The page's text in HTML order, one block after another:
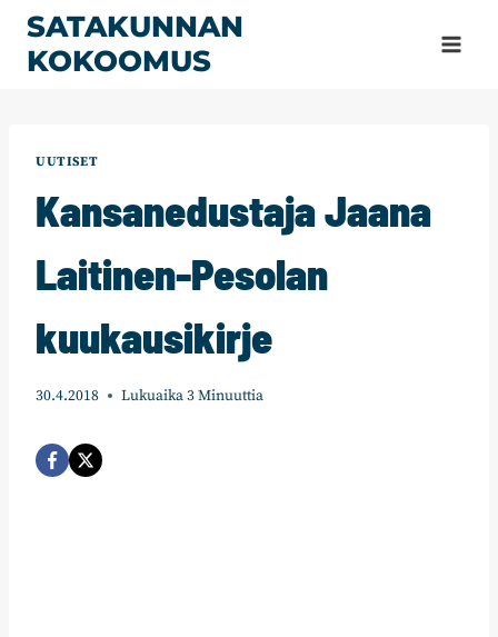
Siirry
sisältöön
SATAKUNNAN
KOKOOMUS
UUTISET
Kansanedustaja Jaana
Laitinen-Pesolan
kuukausikirje
30.4.2018 Lukuaika3Minuuttia